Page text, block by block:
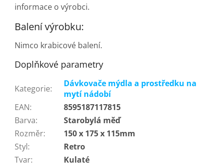
informace o výrobci.
Balení výrobku:
Nimco krabicové balení.
Doplňkové parametry
Kategorie:
Dávkovače mýdla a prostředku na
mytí nádobí
EAN:
8595187117815
Barva:
Starobylá měď
Rozměr:
150 x 175 x 115mm
Styl:
Retro
Tvar:
Kulaté